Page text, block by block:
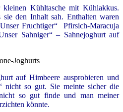
Kühltasche mit Kühlakkus.
den Inhalt sah. Enthalten waren
Fruchtiger“ Pfirsich-Maracuja
Sahniger“ – Sahnejoghurt auf
auf Himbeere ausprobieren und
nicht so gut. Sie meinte sicher die
so gut finde und man meiner
könnte.